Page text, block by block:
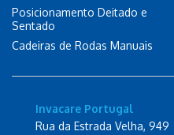
Posicionamento Deitado e
Sentado
Cadeiras de Rodas Manuais
Invacare Portugal
Rua da Estrada Velha, 949